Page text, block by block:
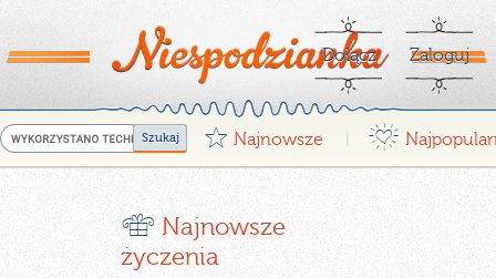
Dołącz Zaloguj
G Najnowsze ¤
r Najnowsze
życzenia